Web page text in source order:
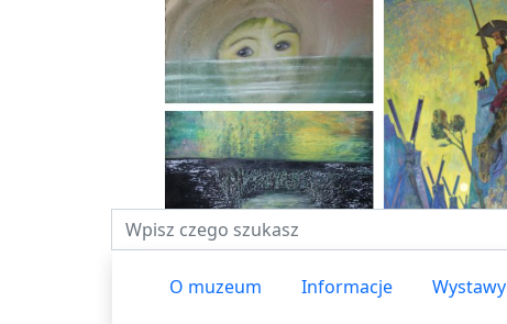
Fraza do wyszukiwania
O muzeum Informacje